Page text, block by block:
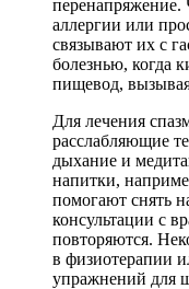
перенапряжение.
аллергии или
связывают их с
болезнью, когда
пищевод,
Для лечения
расслабляющие
дыхание и
напитки,
помогают снять
консультации с
повторяются.
в физиотерапии
упражнений для